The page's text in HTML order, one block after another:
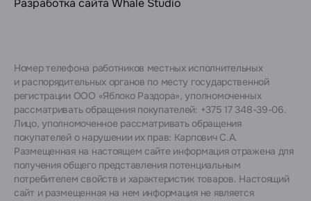
Разработка сайта Whale Studio
Номер телефона работников местных исполнительных
и распорядительных органов по месту государственной
регистрации ООО «Яблоко Раздора», уполномоченных
рассматривать обращения покупателей: +375 17 348-39-06.
Лицо, уполномоченное рассматривать обращения
покупателей о нарушении их прав: Карпович С.А.
Размещенная на настоящем сайте информация отражена для
получения общего представления потенциальным
потребителем свойств и характеристик товаров. Настоящий
сайт и размещенная на нем информация не является